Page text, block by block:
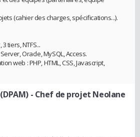
(cahier des charges, spécifications...).
tiers, NTFS...
Oracle, MySQL, Access.
web : PHP, HTML, CSS, Javascript,
- Chef de projet Neolane